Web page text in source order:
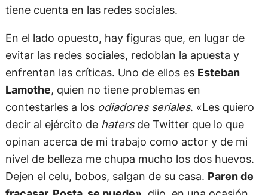
tiene cuenta en las redes sociales.
En el lado opuesto, hay figuras que, en lugar de
evitar las redes sociales, redoblan la apuesta y
enfrentan las críticas. Uno de ellos es Esteban
Lamothe, quien no tiene problemas en
contestarles a los odiadores seriales. «Les quiero
decir al ejército de hatersde Twitter que lo que
opinan acerca de mi trabajo como actor y de mi
nivel de belleza me chupa mucho los dos huevos.
Dejen el celu, bobos, salgan de su casa. Paren de